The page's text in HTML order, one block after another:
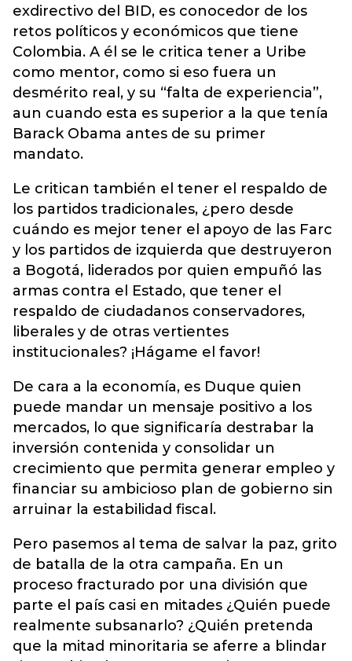
exdirectivo del BID, es conocedor de los
retos políticos y económicos que tiene
Colombia. A él se le critica tener a Uribe
como mentor, como si eso fuera un
desmérito real, y su “falta de experiencia”,
aun cuando esta es superior a la que tenía
Barack Obama antes de su primer
mandato.
Le critican también el tener el respaldo de
los partidos tradicionales, ¿pero desde
cuándo es mejor tener el apoyo de las Farc
y los partidos de izquierda que destruyeron
a Bogotá, liderados por quien empuñó las
armas contra el Estado, que tener el
respaldo de ciudadanos conservadores,
liberales y de otras vertientes
institucionales? ¡Hágame el favor!
De cara a la economía, es Duque quien
puede mandar un mensaje positivo a los
mercados, lo que significaría destrabar la
inversión contenida y consolidar un
crecimiento que permita generar empleo y
financiar su ambicioso plan de gobierno sin
arruinar la estabilidad fiscal.
Pero pasemos al tema de salvar la paz, grito
de batalla de la otra campaña. En un
proceso fracturado por una división que
parte el país casi en mitades ¿Quién puede
realmente subsanarlo? ¿Quién pretenda
que la mitad minoritaria se aferre a blindar